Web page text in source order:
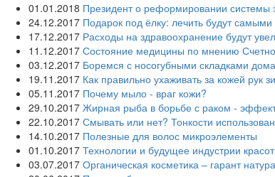
01.01.2018 Президент о реформировании системы
24.12.2017 Подарок под ёлку: лечить будут
17.12.2017 Расходы на здравоохранение будут
11.12.2017 Состояние медицины по мнению
03.12.2017 Боремся с носогубными складками дома
19.11.2017 Как правильно ухаживать за кожей рук
05.11.2017 Почему мыло - враг кожи?
29.10.2017 Жирная рыба в борьбе с раком -
22.10.2017 Смывать или нет? Тонкости
14.10.2017 Полезные для волос микроэлементы
01.10.2017 Технологии и будущее индустрии
03.07.2017 Органическая косметика – гарант